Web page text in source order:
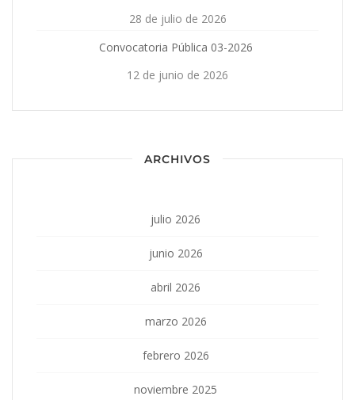
28 de julio de 2026
Convocatoria Pública 03-2026
12 de junio de 2026
ARCHIVOS
julio 2026
junio 2026
abril 2026
marzo 2026
febrero 2026
noviembre 2025